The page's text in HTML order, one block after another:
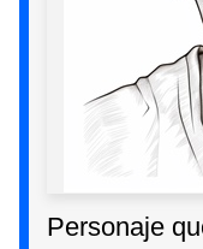
Personaje